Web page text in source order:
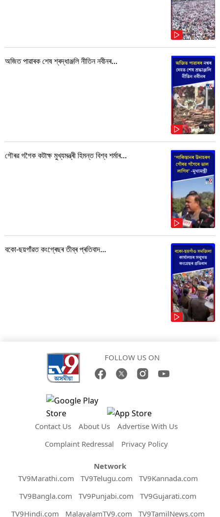
অজিত পাৱাৰক শেষ শ্ৰদ্ধাঞ্জলি নীতিন নবীনৰ...
গৌৰৱ গগৈক কটাক্ষ মুখ্যমন্ত্ৰী হিমন্ত বিশ্ব শৰ্মাৰ...
বকো-ছয়গাঁৱত কংগ্ৰেছৰ তীব্ৰ প্ৰতিবাদ...
FOLLOW US ON
Contact Us About Us
Advertise With Us
Complaint Redressal
Privacy Policy
Network
TV9Marathi.com
TV9Telugu.com
TV9Kannada.com
TV9Bangla.com
TV9Punjabi.com
TV9Gujarati.com
TV9Hindi.com
MalayalamTV9.com TV9TamilNews.com